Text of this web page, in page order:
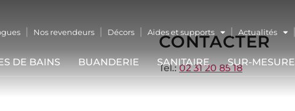
Nos revendeurs Décors Aides et supports Actualités
DE BAINS BUANDERIE SANITAIRE SUR-MESURE
CONTACTER
Tel.:02 31 20 85 18